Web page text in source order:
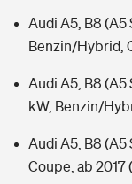
Audi A5, B8 (A5
Benzin/Hybrid,
Audi A5, B8 (A5
kW, Benzin/
Audi A5, B8 (A5
Coupe, ab 2017